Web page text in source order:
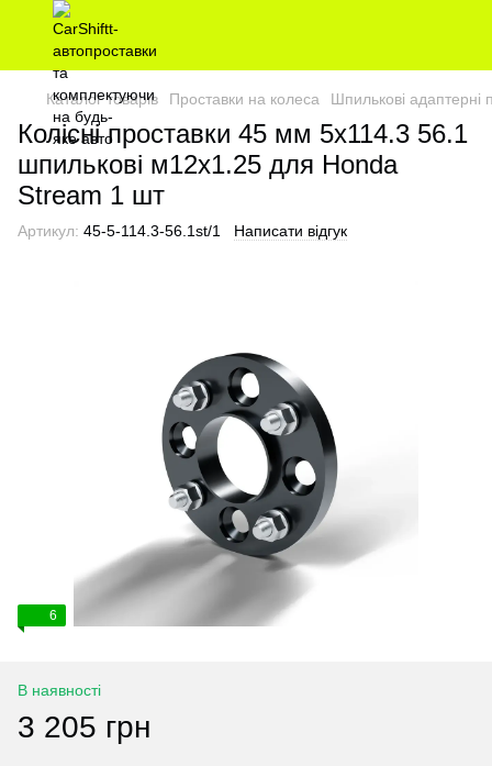
Каталог товарів Проставки на колеса Шпилькові адаптерні
Колісні проставки 45 мм 5х114.3 56.1
шпилькові м12х1.25 для Honda
Stream 1 шт
Артикул: 45-5-114.3-56.1st/1 Написати відгук
6
В наявності
3 205 грн